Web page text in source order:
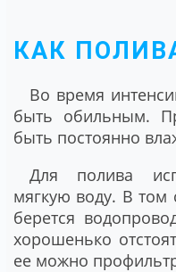
КАК
Во время
быть обильным.
быть постоянно
Для полива
мягкую воду. В том
берется
хорошенько
ее можно